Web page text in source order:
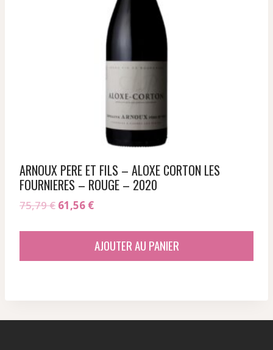
ARNOUX PERE ET FILS – ALOXE CORTON LES
FOURNIERES – ROUGE – 2020
75,79€ Le
61,56 €Le
est :
AJOUTER AU PANIER